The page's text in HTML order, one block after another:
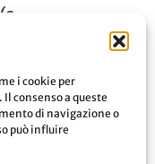
i cookie per
consenso a queste
di navigazione o
può influire